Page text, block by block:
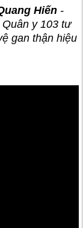
Hiến-
y 103 tư
gan thận hiệu